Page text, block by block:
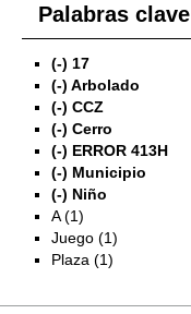
Palabras clave
(-) 17
(-) Arbolado
(-) CCZ
(-) Cerro
(-) ERROR 413H
(-) Municipio
(-) Niño
A (1)
Juego (1)
Plaza (1)